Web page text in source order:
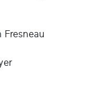
Fresneau